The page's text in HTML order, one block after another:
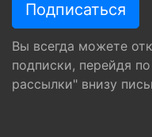
Вы всегда можете
подписки, перейдя
рассылки" внизу